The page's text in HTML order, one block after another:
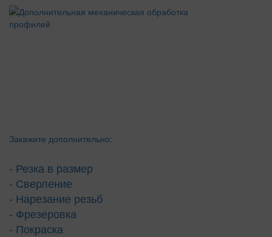
Закажите дополнительно:
- Резка в размер
- Сверление
- Нарезание резьб
- Фрезеровка
- Покраска